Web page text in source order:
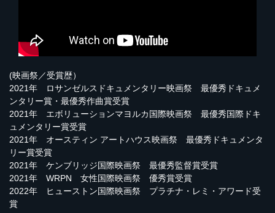
(映画祭／受賞歴）
2021年 ロサンゼルスドキュメンタリー映画祭 最優秀ドキュメ
ンタリー賞・最優秀作曲賞受賞
2021年 エボリューションマヨルカ国際映画祭 最優秀国際ドキ
ュメンタリー賞受賞
2021年 オースティン アートハウス映画祭 最優秀ドキュメンタ
リー賞受賞
2021年 ケンブリッジ国際映画祭 最優秀監督賞受賞
2021年 WRPN 女性国際映画祭 優秀賞受賞
2022年 ヒューストン国際映画祭 プラチナ・レミ・アワード受
賞